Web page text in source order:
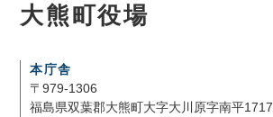
大熊町役場
本庁舎
〒979-1306
福島県双葉郡大熊町大字大川原字南平1717